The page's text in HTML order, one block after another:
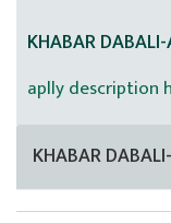
KHABAR
aplly description
KHABAR